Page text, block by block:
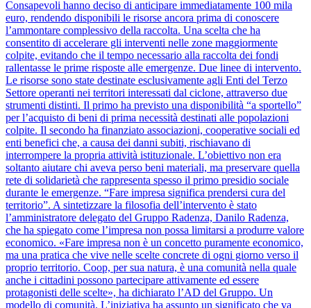
Consapevoli hanno deciso di anticipare immediatamente 100 mila
euro, rendendo disponibili le risorse ancora prima di conoscere
l’ammontare complessivo della raccolta. Una scelta che ha
consentito di accelerare gli interventi nelle zone maggiormente
colpite, evitando che il tempo necessario alla raccolta dei fondi
rallentasse le prime risposte alle emergenze. Due linee di intervento.
Le risorse sono state destinate esclusivamente agli Enti del Terzo
Settore operanti nei territori interessati dal ciclone, attraverso due
strumenti distinti. Il primo ha previsto una disponibilità “a sportello”
per l’acquisto di beni di prima necessità destinati alle popolazioni
colpite. Il secondo ha finanziato associazioni, cooperative sociali ed
enti benefici che, a causa dei danni subiti, rischiavano di
interrompere la propria attività istituzionale. L’obiettivo non era
soltanto aiutare chi aveva perso beni materiali, ma preservare quella
rete di solidarietà che rappresenta spesso il primo presidio sociale
durante le emergenze. “Fare impresa significa prendersi cura del
territorio”. A sintetizzare la filosofia dell’intervento è stato
l’amministratore delegato del Gruppo Radenza, Danilo Radenza,
che ha spiegato come l’impresa non possa limitarsi a produrre valore
economico. «Fare impresa non è un concetto puramente economico,
ma una pratica che vive nelle scelte concrete di ogni giorno verso il
proprio territorio. Coop, per sua natura, è una comunità nella quale
anche i cittadini possono partecipare attivamente ed essere
protagonisti delle scelte», ha dichiarato l’AD del Gruppo. Un
modello di comunità. L’iniziativa ha assunto un significato che va